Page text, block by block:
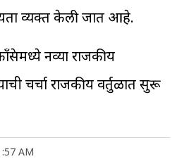
व्यक्त केली जात आहे.
नव्या राजकीय
चर्चा राजकीय वर्तुळात सुरू
AM